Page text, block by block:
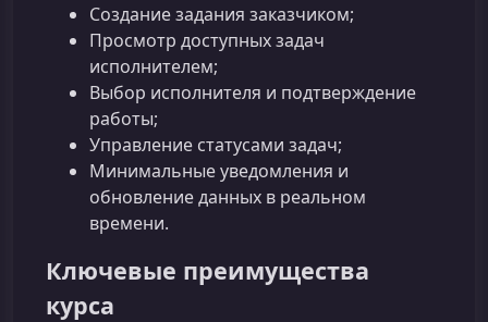
Создание задания заказчиком;
Просмотр доступных задач
исполнителем;
Выбор исполнителя и подтверждение
работы;
Управление статусами задач;
Минимальные уведомления и
обновление данных в реальном
времени.
Ключевые преимущества
курса